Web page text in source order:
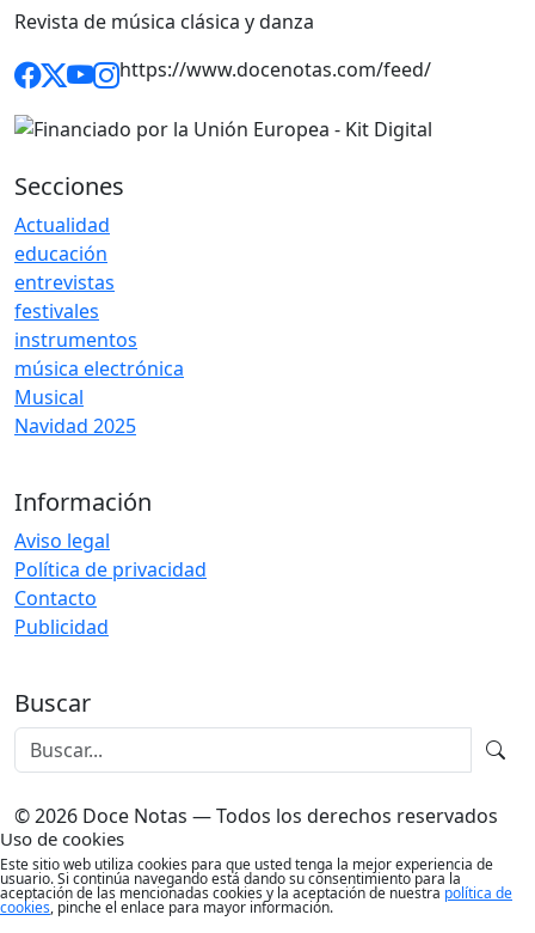
Revista de música clásica y danza
https://www.docenotas.com/feed/
Secciones
Actualidad
educación
entrevistas
festivales
instrumentos
música electrónica
Musical
Navidad 2025
Información
Aviso legal
Política de privacidad
Contacto
Publicidad
Buscar
© 2026 Doce Notas — Todos los derechos reservados
Uso de cookies
Este sitio web utiliza cookies para que usted tenga la mejor experiencia de
usuario. Si continúa navegando está dando su consentimiento para la
aceptación de las mencionadas cookies y la aceptación de nuestra política de
cookies, pinche el enlace para mayor información.